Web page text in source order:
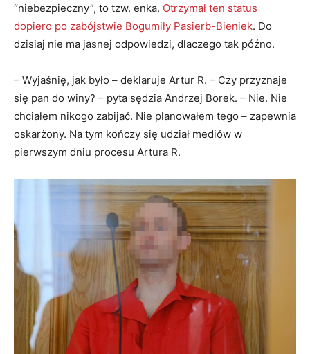
“niebezpieczny”, to tzw. enka. Otrzymał ten status
dopiero po zabójstwie Bogumiły Pasierb-Bieniek. Do
dzisiaj nie ma jasnej odpowiedzi, dlaczego tak późno.
– Wyjaśnię, jak było – deklaruje Artur R. – Czy przyznaje
się pan do winy? – pyta sędzia Andrzej Borek. – Nie. Nie
chciałem nikogo zabijać. Nie planowałem tego – zapewnia
oskarżony. Na tym kończy się udział mediów w
pierwszym dniu procesu Artura R.